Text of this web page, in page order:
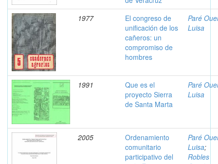
1977
El congreso de
unificación de los
cañeros: un
compromiso de
hombres
Paré
Luisa
1991
Que es el
proyecto Sierra
de Santa Marta
Paré
Luisa
2005
Ordenamiento
comunitario
participativo del
Paré
Luisa;
Robles